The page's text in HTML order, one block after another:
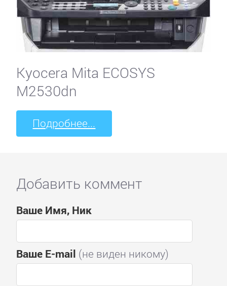
Kyocera Mita ECOSYS
M2530dn
Подробнее...
Добавить коммент
Ваше Имя, Ник
Ваше E-mail (не виден никому)